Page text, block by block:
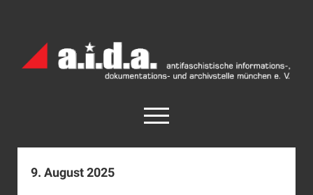
Archiv
München
open
menu
facebook
rss info@aida-archiv.de
9. August 2025